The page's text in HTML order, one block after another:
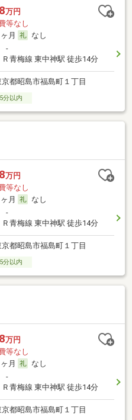
万円
等なし
月
なし
Ｒ青梅線 東中神駅 徒歩14分
京都昭島市福島町１丁目
分以内
万円
等なし
月
なし
Ｒ青梅線 東中神駅 徒歩14分
京都昭島市福島町１丁目
分以内
万円
等なし
月
なし
Ｒ青梅線 東中神駅 徒歩14分
京都昭島市福島町１丁目